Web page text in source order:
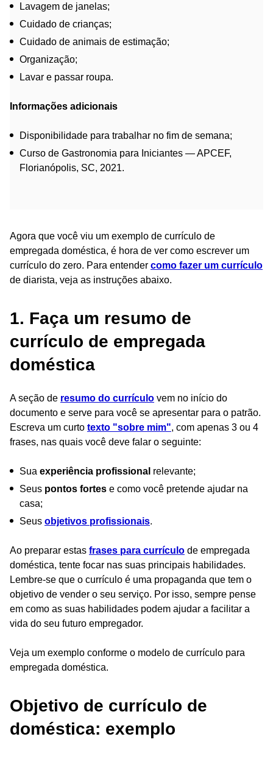
Lavagem de janelas;
Cuidado de crianças;
Cuidado de animais de estimação;
Organização;
Lavar e passar roupa.
Informações adicionais
Disponibilidade para trabalhar no fim de semana;
Curso de Gastronomia para Iniciantes — APCEF,
Florianópolis, SC, 2021.
Agora que você viu um exemplo de currículo de
empregada doméstica, é hora de ver como escrever um
currículo do zero. Para entender como fazer um currículo
de diarista, veja as instruções abaixo.
1. Faça um resumo de
currículo de empregada
doméstica
A seção de resumo do currículo vem no início do
documento e serve para você se apresentar para o patrão.
Escreva um curto texto "sobre mim", com apenas 3 ou 4
frases, nas quais você deve falar o seguinte:
Sua experiência profissional relevante;
Seus pontos fortes e como você pretende ajudar na
casa;
Seus objetivos profissionais.
Ao preparar estas frases para currículo de empregada
doméstica, tente focar nas suas principais habilidades.
Lembre-se que o currículo é uma propaganda que tem o
objetivo de vender o seu serviço. Por isso, sempre pense
em como as suas habilidades podem ajudar a facilitar a
vida do seu futuro empregador.
Veja um exemplo conforme o modelo de currículo para
empregada doméstica.
Objetivo de currículo de
doméstica: exemplo